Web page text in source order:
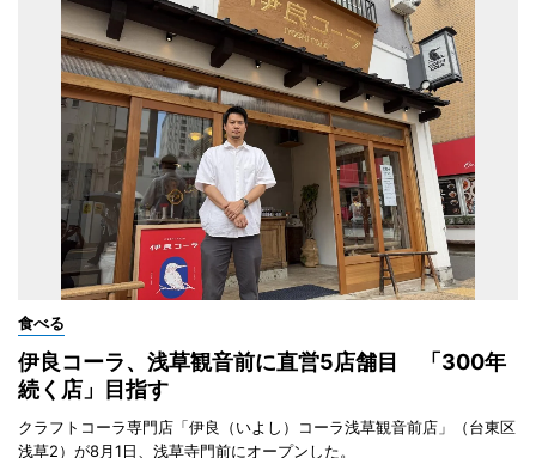
食べる
伊良コーラ、浅草観音前に直営5店舗目 「300年
続く店」目指す
クラフトコーラ専門店「伊良（いよし）コーラ浅草観音前店」（台東区
浅草2）が8月1日、浅草寺門前にオープンした。